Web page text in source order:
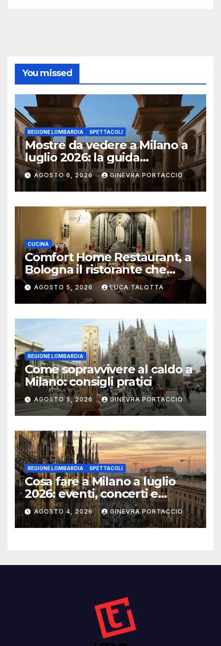
You missed
REGIONE LOMBARDIA SPETTACOLI
Mostre da vedere a Milano a
luglio 2026: la guida
aggiornata
AGOSTO 6, 2026 GINEVRA PORTACCIO
CUCINA
Comfort Home Restaurant, a
Bologna il ristorante che
trasforma l’ospitalità in
un’esperienza di casa
AGOSTO 5, 2026 LUCA TALOTTA
REGIONE LOMBARDIA
Come sopravvivere al caldo a
Milano: consigli pratici
AGOSTO 5, 2026 GINEVRA PORTACCIO
REGIONE LOMBARDIA SPETTACOLI
Cosa fare a Milano a luglio
2026: eventi, concerti e
mostre
AGOSTO 4, 2026 GINEVRA PORTACCIO